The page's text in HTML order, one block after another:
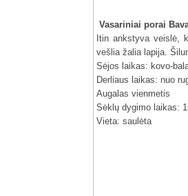
Vasariniai porai
Itin ankstyva veislė,
vešlia žalia lapija.
Sėjos laikas: kovo-
Derliaus laikas: nuo
Augalas vienmetis
Sėklų dygimo laikas:
Vieta: saulėta